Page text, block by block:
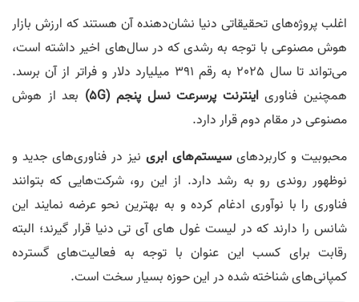
اغلب پروژه‌های تحقیقاتی دنیا نشان‌دهنده آن هستند که ارزش بازار
هوش مصنوعی با توجه به رشدی که در سال‌های اخیر داشته است،
می‌تواند تا سال 2025 به رقم 391 میلیارد دلار و فراتر از آن برسد.
همچنین فناوریاینترنت پرسرعت نسل پنجم (5G)
بعد از هوش
مصنوعی در مقام دوم قرار دارد.
محبوبیت و کاربردهای سیستم‌های ابری نیز در فناوری‌های جدید و
نوظهور روندی رو به رشد دارد. از این رو، شرکت‌هایی که بتوانند
فناوری را با نوآوری ادغام کرده و به بهترین نحو عرضه نمایند این
شانس را دارند که در لیست غول های آی تی دنیا قرار ‌گیرند؛ البته
رقابت برای کسب این عنوان با توجه به فعالیت‌های گسترده
کمپانی‌های شناخته شده در این حوزه بسیار سخت است.